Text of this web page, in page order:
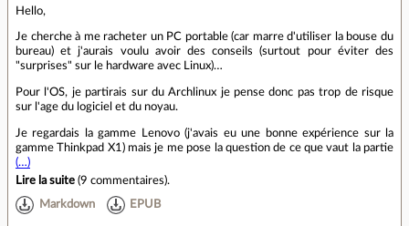
Hello,
Je cherche à me racheter un PC portable (car marre d'utiliser la bouse du
bureau) et j'aurais voulu avoir des conseils (surtout pour éviter des
"surprises" sur le hardware avec Linux)…
Pour l'OS, je partirais sur du Archlinux je pense donc pas trop de risque
sur l'age du logiciel et du noyau.
Je regardais la gamme Lenovo (j'avais eu une bonne expérience sur la
gamme Thinkpad X1) mais je me pose la question de ce que vaut la partie
(…)
Lire la suite (9 commentaires).
Markdown EPUB